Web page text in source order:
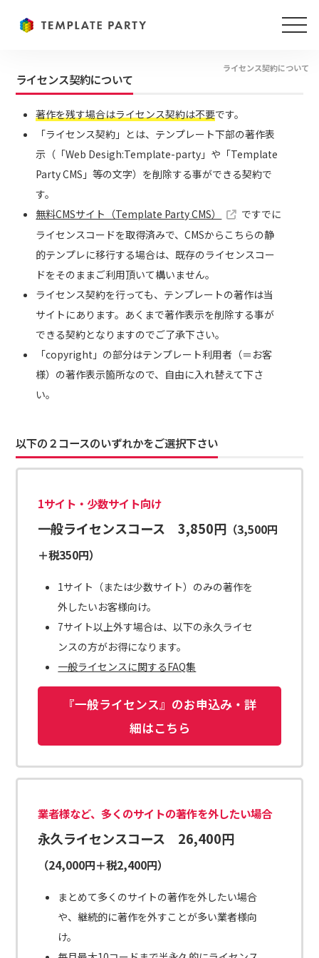
ライセンス契約について
ライセンス契約について
著作を残す場合はライセンス契約は不要です。
「ライセンス契約」とは、テンプレート下部の著作表
示（「Web Desigh:Template-party」や「Template
Party CMS」等の文字）を削除する事ができる契約で
す。
無料CMSサイト（Template Party CMS）
ですでに
ライセンスコードを取得済みで、CMSからこちらの静
的テンプレに移行する場合は、既存のライセンスコー
ドをそのままご利用頂いて構いません。
ライセンス契約を行っても、テンプレートの著作は当
サイトにあります。あくまで著作表示を削除する事が
できる契約となりますのでご了承下さい。
「copyright」の部分はテンプレート利用者（＝お客
様）の著作表示箇所なので、自由に入れ替えて下さ
い。
以下の２コースのいずれかをご選択下さい
1サイト・少数サイト向け
一般ライセンスコース 3,850円 （3,500円
＋税350円）
1サイト（または少数サイト）のみの著作を
外したいお客様向け。
7サイト以上外す場合は、以下の永久ライセ
ンスの方がお得になります。
一般ライセンスに関するFAQ集
『一般ライセンス』のお申込み・詳
細はこちら
業者様など、多くのサイトの著作を外したい場合
永久ライセンスコース 26,400円
（24,000円＋税2,400円）
まとめて多くのサイトの著作を外したい場合
や、継続的に著作を外すことが多い業者様向
け。